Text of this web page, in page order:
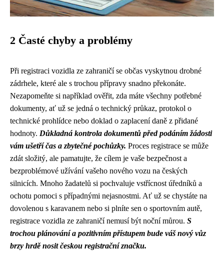
2 Časté chyby a problémy
Při registraci vozidla ze zahraničí se občas vyskytnou drobné
zádrhele, které ale s trochou přípravy snadno překonáte.
Nezapomeňte si například ověřit, zda máte všechny potřebné
dokumenty, ať už se jedná o technický průkaz, protokol o
technické prohlídce nebo doklad o zaplacení daně z přidané
hodnoty. Důkladná kontrola dokumentů před podáním žádosti
vám ušetří čas a zbytečné pochůzky. Proces registrace se může
zdát složitý, ale pamatujte, že cílem je vaše bezpečnost a
bezproblémové užívání vašeho nového vozu na českých
silnicích. Mnoho žadatelů si pochvaluje vstřícnost úředníků a
ochotu pomoci s případnými nejasnostmi. Ať už se chystáte na
dovolenou s karavanem nebo si plníte sen o sportovním autě,
registrace vozidla ze zahraničí nemusí být noční můrou. S
trochou plánování a pozitivním přístupem bude váš nový vůz
brzy hrdě nosit českou registrační značku.